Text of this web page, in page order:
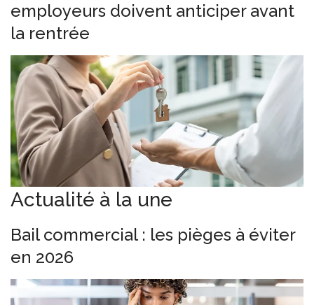
employeurs doivent anticiper avant
la rentrée
Actualité à la une
Bail commercial : les pièges à éviter
en 2026